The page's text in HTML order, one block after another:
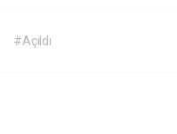
#Açıldı